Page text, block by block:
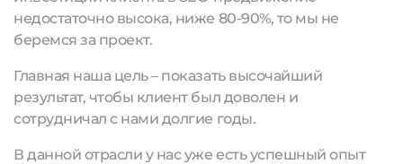
недостаточно высока, ниже 80-90%, то мы не
беремся за проект.
Главная наша цель – показать высочайший
результат, чтобы клиент был доволен и
сотрудничал с нами долгие годы.
В данной отрасли у нас уже есть успешный опыт